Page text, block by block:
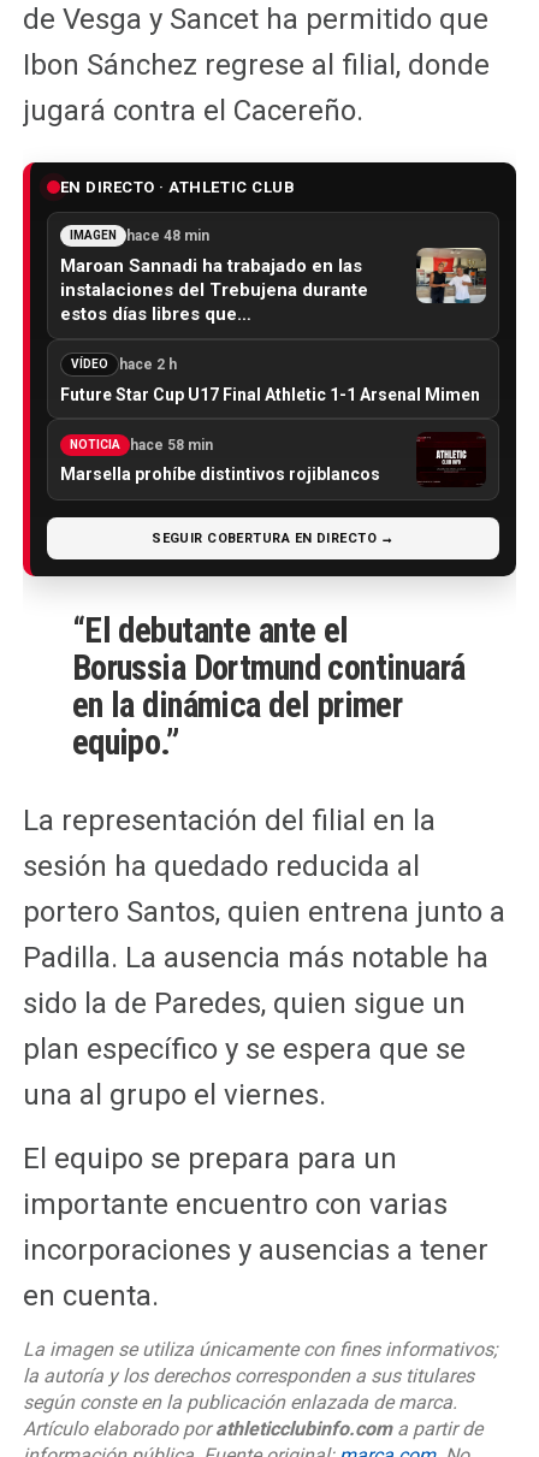
de Vesga y Sancet ha permitido que
Ibon Sánchez regrese al filial, donde
jugará contra el Cacereño.
EN DIRECTO · ATHLETIC CLUB
IMAGEN hace 48 min
Maroan Sannadi ha trabajado en las
instalaciones del Trebujena durante
estos días libres que…
VÍDEO hace 2 h
Future Star Cup U17 Final Athletic 1-1 Arsenal Mimen
NOTICIA hace 58 min
Marsella prohíbe distintivos rojiblancos
SEGUIR COBERTURA EN DIRECTO →
“El debutante ante el
Borussia Dortmund continuará
en la dinámica del primer
equipo.”
La representación del filial en la
sesión ha quedado reducida al
portero Santos, quien entrena junto a
Padilla. La ausencia más notable ha
sido la de Paredes, quien sigue un
plan específico y se espera que se
una al grupo el viernes.
El equipo se prepara para un
importante encuentro con varias
incorporaciones y ausencias a tener
en cuenta.
La imagen se utiliza únicamente con fines informativos;
la autoría y los derechos corresponden a sus titulares
según conste en la publicación enlazada de marca.
Artículo elaborado porathleticclubinfo.coma partir de